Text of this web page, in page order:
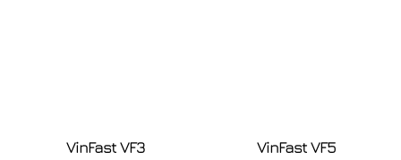
VinFast VF3 VinFast VF5